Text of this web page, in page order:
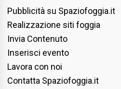
Pubblicità su Spaziofoggia.it
Realizzazione siti foggia
Invia Contenuto
Inserisci evento
Lavora con noi
Contatta Spaziofoggia.it